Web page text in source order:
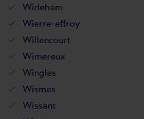
Widehem
Wierre-effroy
Willencourt
Wimereux
Wingles
Wismes
Wissant